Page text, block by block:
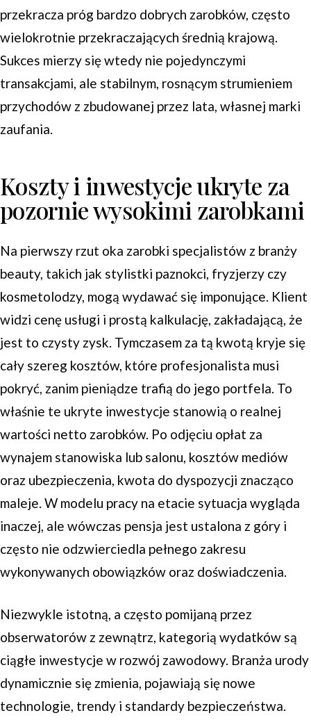
przekracza próg bardzo dobrych zarobków, często
wielokrotnie przekraczających średnią krajową.
Sukces mierzy się wtedy nie pojedynczymi
transakcjami, ale stabilnym, rosnącym strumieniem
przychodów z zbudowanej przez lata, własnej marki
zaufania.
Koszty i inwestycje ukryte za
pozornie wysokimi zarobkami
Na pierwszy rzut oka zarobki specjalistów z branży
beauty, takich jak stylistki paznokci, fryzjerzy czy
kosmetolodzy, mogą wydawać się imponujące. Klient
widzi cenę usługi i prostą kalkulację, zakładającą, że
jest to czysty zysk. Tymczasem za tą kwotą kryje się
cały szereg kosztów, które profesjonalista musi
pokryć, zanim pieniądze trafią do jego portfela. To
właśnie te ukryte inwestycje stanowią o realnej
wartości netto zarobków. Po odjęciu opłat za
wynajem stanowiska lub salonu, kosztów mediów
oraz ubezpieczenia, kwota do dyspozycji znacząco
maleje. W modelu pracy na etacie sytuacja wygląda
inaczej, ale wówczas pensja jest ustalona z góry i
często nie odzwierciedla pełnego zakresu
wykonywanych obowiązków oraz doświadczenia.
Niezwykle istotną, a często pomijaną przez
obserwatorów z zewnątrz, kategorią wydatków są
ciągłe inwestycje w rozwój zawodowy. Branża urody
dynamicznie się zmienia, pojawiają się nowe
technologie, trendy i standardy bezpieczeństwa.